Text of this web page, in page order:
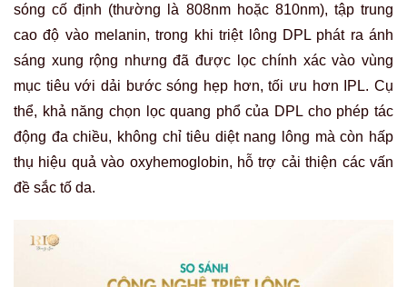
sóng cố định (thường là 808nm hoặc 810nm), tập trung
cao độ vào melanin, trong khi triệt lông DPL phát ra ánh
sáng xung rộng nhưng đã được lọc chính xác vào vùng
mục tiêu với dải bước sóng hẹp hơn, tối ưu hơn IPL. Cụ
thể, khả năng chọn lọc quang phổ của DPL cho phép tác
động đa chiều, không chỉ tiêu diệt nang lông mà còn hấp
thụ hiệu quả vào oxyhemoglobin, hỗ trợ cải thiện các vấn
đề sắc tố da.